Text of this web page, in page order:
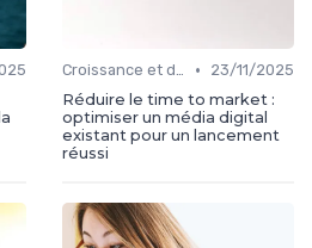
Croissance et développement •
23/11/2025
Réduire le time to market :
optimiser un média digital
existant pour un lancement
réussi